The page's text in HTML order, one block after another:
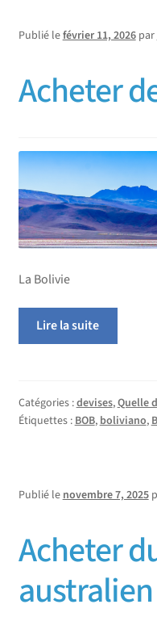
Publié lefévrier 11, 2026 par
Acheter
La Bolivie
Lire la suite
Catégories :devises,Quelle
Étiquettes :BOB,boliviano,
Publié lenovembre 7, 2025
Acheter
australien